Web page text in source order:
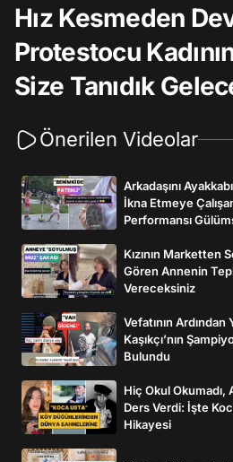
Hız Kesmeden
Protestocu
Size Tanıdık
Önerilen Videolar
Arkadaşını
İkna Etmeye
Performansı
Kızının Marketten
Gören Annenin
Vereceksiniz
Vefatının
Kaşıkçı’nın
Bulundu
Hiç Okul
Ders Verdi: İşte
Hikayesi